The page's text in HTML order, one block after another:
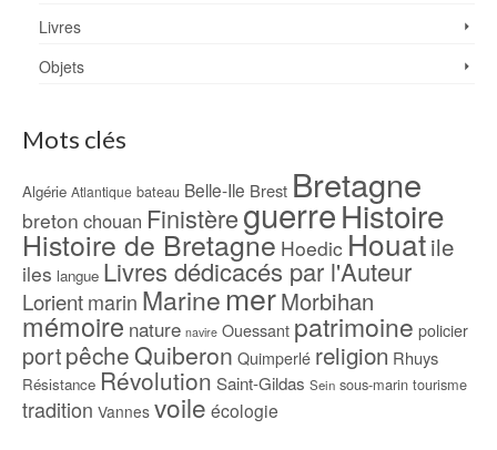
Livres
Objets
Mots clés
Algérie Atlantique bateau Belle-Ile Brest Bretagne
breton chouan FinistèreguerreHistoire
Histoire de Bretagne Hoedic Houatile
iles langue Livres dédicacés par l'Auteur
Lorientmarin Marine merMorbihan
mémoire nature navire Ouessant patrimoine policier
portpêcheQuiberon Quimperlé religion Rhuys
Résistance Révolution Saint-Gildas Sein sous-marin tourisme
tradition Vannes voile écologie